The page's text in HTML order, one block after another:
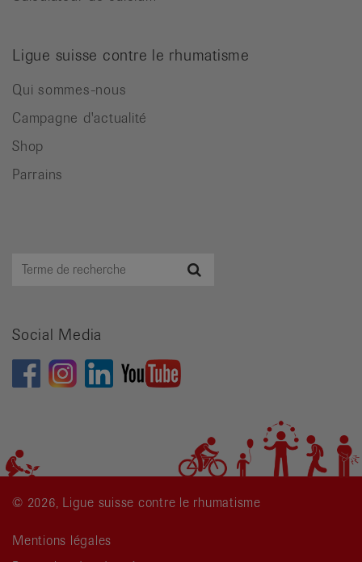
Ligue suisse contre le rhumatisme
Qui sommes-nous
Campagne d'actualité
Shop
Parrains
Terme
Social Media
© 2026, Ligue suisse contre le rhumatisme
Mentions légales